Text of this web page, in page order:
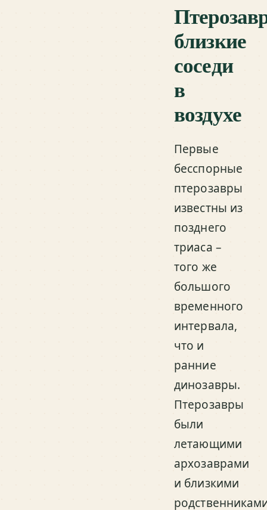
близкие
соседи
в
воздухе
Первые
бесспорные
птерозавры
известны из
позднего
триаса –
того же
большого
временного
интервала,
что и
ранние
динозавры.
Птерозавры
были
летающими
архозаврами
и близкими